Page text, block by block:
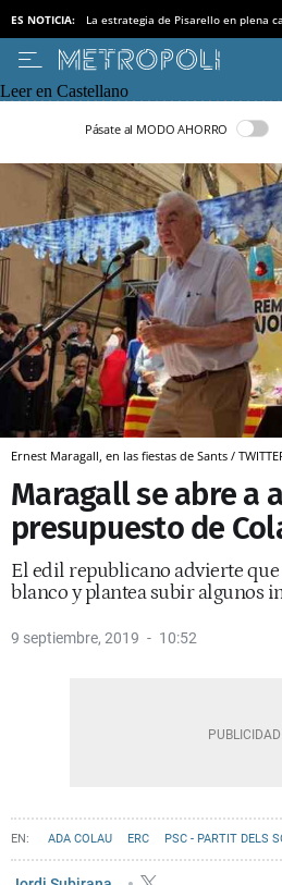
ES NOTICIA: La estrategia de Pisarello en plena
Leer en Castellano
Pásate al MODO AHORRO
Ernest Maragall, en las fiestas de Sants /
Maragall se abre a
presupuesto de
El edil republicano advierte que
blanco y plantea subir algunos
9 septiembre, 2019 10:52
ADA COLAU ERC PSC - PARTIT DELS
BARCELONA EN COMÚ